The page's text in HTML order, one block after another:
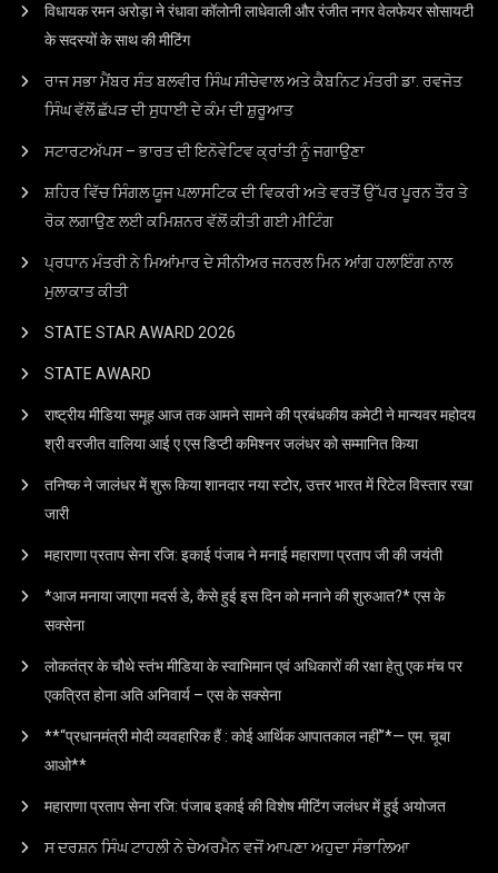
विधायक रमन अरोड़ा ने रंधावा कॉलोनी लाधेवाली और रंजीत नगर वेलफेयर सोसायटी
के सदस्यों के साथ की मीटिंग
ਰਾਜ ਸਭਾ ਮੈਂਬਰ ਸੰਤ ਬਲਵੀਰ ਸਿੰਘ ਸੀਚੇਵਾਲ ਅਤੇ ਕੈਬਨਿਟ ਮੰਤਰੀ ਡਾ. ਰਵਜੋਤ
ਸਿੰਘ ਵੱਲੋਂ ਛੱਪੜ ਦੀ ਸੁਧਾਈ ਦੇ ਕੰਮ ਦੀ ਸ਼ੁਰੂਆਤ
ਸਟਾਰਟਅੱਪਸ – ਭਾਰਤ ਦੀ ਇਨੋਵੇਟਿਵ ਕ੍ਰਾਂਤੀ ਨੂੰ ਜਗਾਉਣਾ
ਸ਼ਹਿਰ ਵਿੱਚ ਸਿੰਗਲ ਯੂਜ ਪਲਾਸਟਿਕ ਦੀ ਵਿਕਰੀ ਅਤੇ ਵਰਤੋਂ ਉੱਪਰ ਪੂਰਨ ਤੌਰ ਤੇ
ਰੋਕ ਲਗਾਉਣ ਲਈ ਕਮਿਸ਼ਨਰ ਵੱਲੋਂ ਕੀਤੀ ਗਈ ਮੀਟਿੰਗ
ਪ੍ਰਧਾਨ ਮੰਤਰੀ ਨੇ ਮਿਆਂਮਾਰ ਦੇ ਸੀਨੀਅਰ ਜਨਰਲ ਮਿਨ ਆਂਗ ਹਲਾਇੰਗ ਨਾਲ
ਮੁਲਾਕਾਤ ਕੀਤੀ
STATE STAR AWARD 2O26
STATE AWARD
राष्ट्रीय मीडिया समूह आज तक आमने सामने की प्रबंधकीय कमेटी ने मान्यवर महोदय
श्री वरजीत वालिया आई ए एस डिप्टी कमिश्नर जलंधर को सम्मानित किया
तनिष्क ने जालंधर में शुरू किया शानदार नया स्टोर, उत्तर भारत में रिटेल विस्तार रखा
जारी
महाराणा प्रताप सेना रजि: इकाई पंजाब ने मनाई महाराणा प्रताप जी की जयंती
*आज मनाया जाएगा मदर्स डे, कैसे हुई इस दिन को मनाने की शुरुआत?* एस के
सक्सेना
लोकतंत्र के चौथे स्तंभ मीडिया के स्वाभिमान एवं अधिकारों की रक्षा हेतु एक मंच पर
एकत्रित होना अति अनिवार्य – एस के सक्सेना
**“प्रधानमंत्री मोदी व्यवहारिक हैं : कोई आर्थिक आपातकाल नहीं”*— एम. चूबा
आओ**
महाराणा प्रताप सेना रजि: पंजाब इकाई की विशेष मीटिंग जलंधर में हुई अयोजत
ਸ ਦਰਸ਼ਨ ਸਿੰਘ ਟਾਹਲੀ ਨੇ ਚੇਅਰਮੈਨ ਵਜੋਂ ਆਪਣਾ ਅਹੁਦਾ ਸੰਭਾਲਿਆ